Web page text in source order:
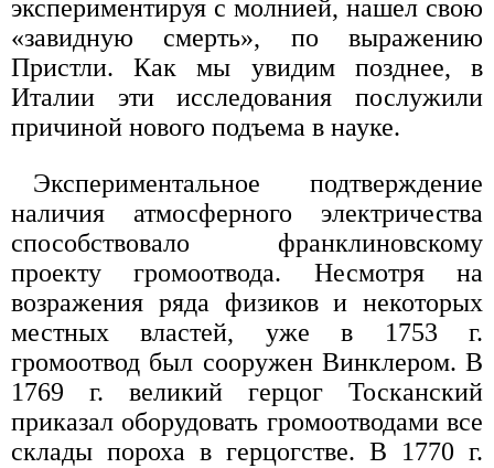
экспериментируя с молнией, нашел свою
«завидную смерть», по выражению
Пристли. Как мы увидим позднее, в
Италии эти исследования послужили
причиной нового подъема в науке.
Экспериментальное подтверждение
наличия атмосферного электричества
способствовало франклиновскому
проекту громоотвода. Несмотря на
возражения ряда физиков и некоторых
местных властей, уже в 1753 г.
громоотвод был сооружен Винклером. В
1769 г. великий герцог Тосканский
приказал оборудовать громоотводами все
склады пороха в герцогстве. В 1770 г.